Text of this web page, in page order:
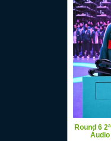
Round 6
Áudio